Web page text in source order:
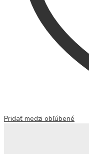
Pridať medzi obľúbené